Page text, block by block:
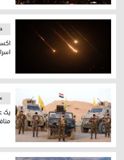
وال‌استریت ژورنال: ایران پس از
اکسیوس: ایران از طریق عراق به
یک عضو گروه النجبا: پس از
یک